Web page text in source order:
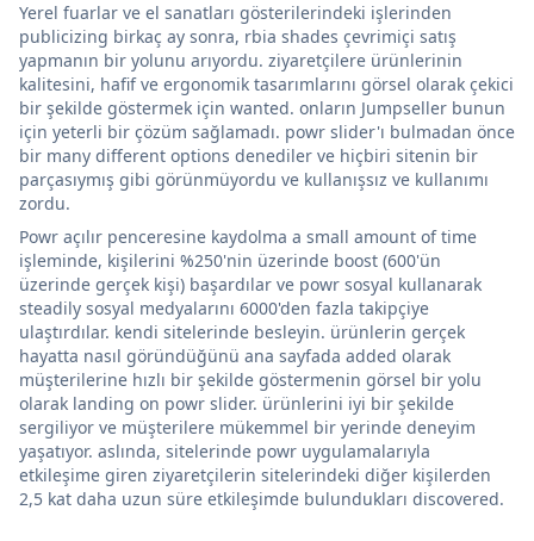
Yerel fuarlar ve el sanatları gösterilerindeki işlerinden
publicizing birkaç ay sonra, rbia shades çevrimiçi satış
yapmanın bir yolunu arıyordu. ziyaretçilere ürünlerinin
kalitesini, hafif ve ergonomik tasarımlarını görsel olarak çekici
bir şekilde göstermek için wanted. onların Jumpseller bunun
için yeterli bir çözüm sağlamadı. powr slider'ı bulmadan önce
bir many different options denediler ve hiçbiri sitenin bir
parçasıymış gibi görünmüyordu ve kullanışsız ve kullanımı
zordu.
Powr açılır penceresine kaydolma a small amount of time
işleminde, kişilerini %250'nin üzerinde boost (600'ün
üzerinde gerçek kişi) başardılar ve powr sosyal kullanarak
steadily sosyal medyalarını 6000'den fazla takipçiye
ulaştırdılar. kendi sitelerinde besleyin. ürünlerin gerçek
hayatta nasıl göründüğünü ana sayfada added olarak
müşterilerine hızlı bir şekilde göstermenin görsel bir yolu
olarak landing on powr slider. ürünlerini iyi bir şekilde
sergiliyor ve müşterilere mükemmel bir yerinde deneyim
yaşatıyor. aslında, sitelerinde powr uygulamalarıyla
etkileşime giren ziyaretçilerin sitelerindeki diğer kişilerden
2,5 kat daha uzun süre etkileşimde bulundukları discovered.